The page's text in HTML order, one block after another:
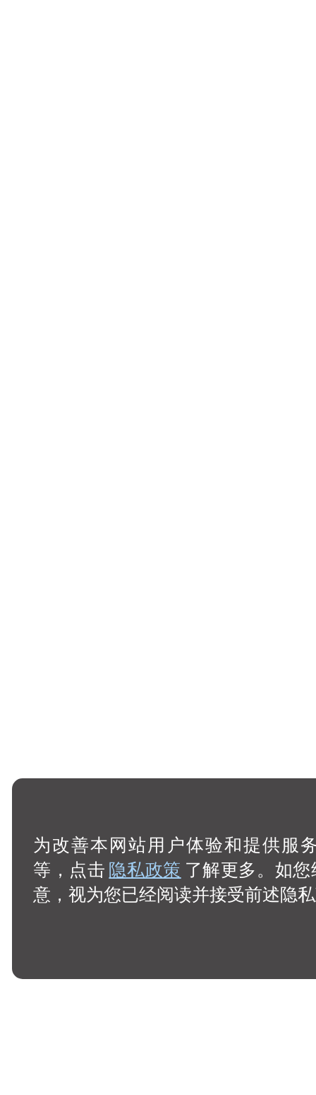
为改善本网站用户体验和提供服
等，点击隐私政策 了解更多。如
意，视为您已经阅读并接受前述隐